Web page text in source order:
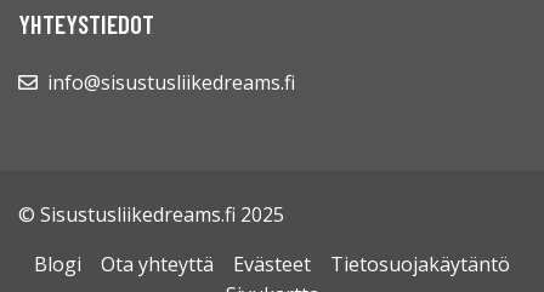
YHTEYSTIEDOT
info@sisustusliikedreams.fi
© Sisustusliikedreams.fi 2025
Blogi
Ota yhteyttä Evästeet
Tietosuojakäytäntö